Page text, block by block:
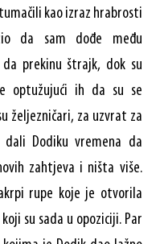
kao izraz hrabrosti
da sam dođe među
prekinu štrajk, dok su
optužujući ih da su se
željezničari, za uzvrat za
Dodiku vremena da
zahtjeva i ništa više.
rupe koje je otvorila
su sada u opoziciji. Par